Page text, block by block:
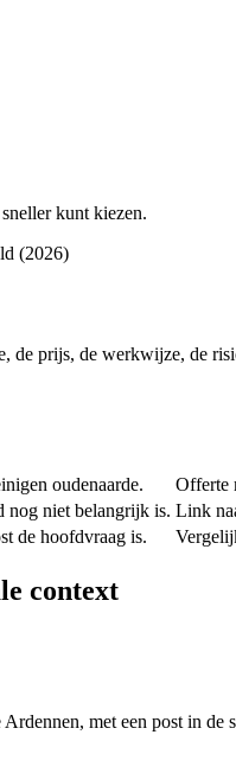
kunt kiezen.
(2026)
, de prijs, de werkwijze, de
oudenaarde.
Offerte
nog niet belangrijk is. Link
de hoofdvraag is.
context
met een post in